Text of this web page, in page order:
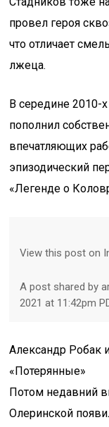
провел героя
что отличает
лжеца.
В середине 2010-
пополнил
впечатляющих
эпизодический
«Легенде о
View this post on
A post shared by
2021 at 11:42pm
Александр Робак
«Потерянные»
Потом недавний
Олеринской